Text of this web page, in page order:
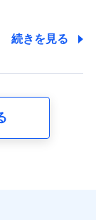
険者の関係、
物の構造や築
続きを見る